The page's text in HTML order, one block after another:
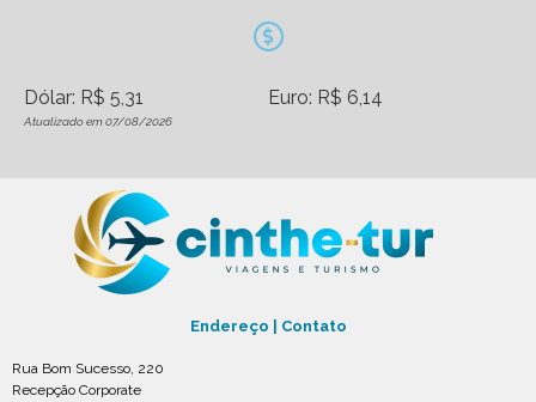
Dólar: R$ 5,31 Euro: R$ 6,14
Atualizado em 07/08/2026
Endereço | Contato
Rua Bom Sucesso, 220
Recepção Corporate